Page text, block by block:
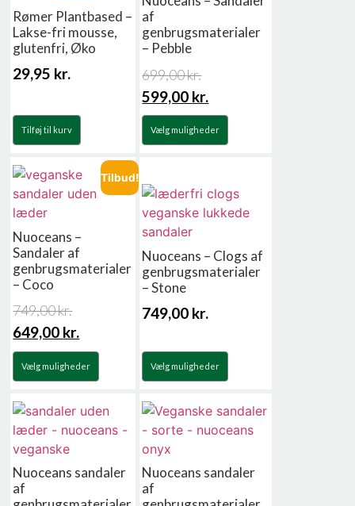
Rømer Plantbased –
Lakse-fri mousse,
glutenfri, Øko
29,95 kr.
Tilføj til kurv
af
genbrugsmaterialer
– Pebble
699,00kr.
599,00 kr.
Vælg muligheder
Tilbud!
Nuoceans –
Sandaler af
genbrugsmaterialer
– Coco
749,00kr.
649,00 kr.
Vælg muligheder
Nuoceans – Clogs af
genbrugsmaterialer
– Stone
749,00 kr.
Vælg muligheder
Nuoceans sandaler
af
Nuoceans sandaler
af